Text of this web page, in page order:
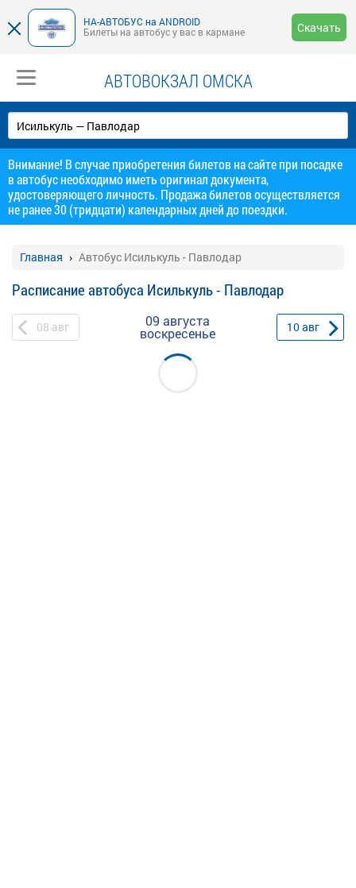
НА-АВТОБУС на ANDROID
Билеты на автобус у вас в кармане
Скачать
АВТОВОКЗАЛ ОМСКА
Внимание! В случае приобретения билетов на сайте при посадке
в автобус необходимо иметь оригинал документа,
удостоверяющего личность. Продажа билетов осуществляется
не ранее 30 (тридцати) календарных дней до поездки.
Главная Автобус Исилькуль - Павлодар
Расписание автобуса Исилькуль - Павлодар
08 авг 09 августа
воскресенье 10авг